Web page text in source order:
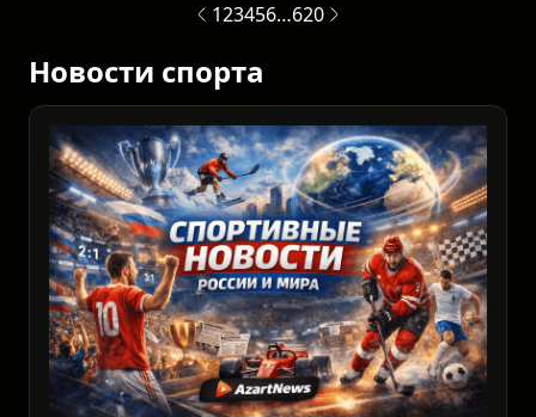
123456…620
Новости спорта